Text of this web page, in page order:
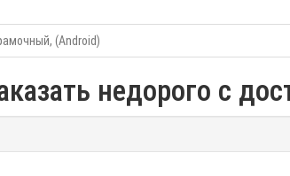
(Android)
недорого с